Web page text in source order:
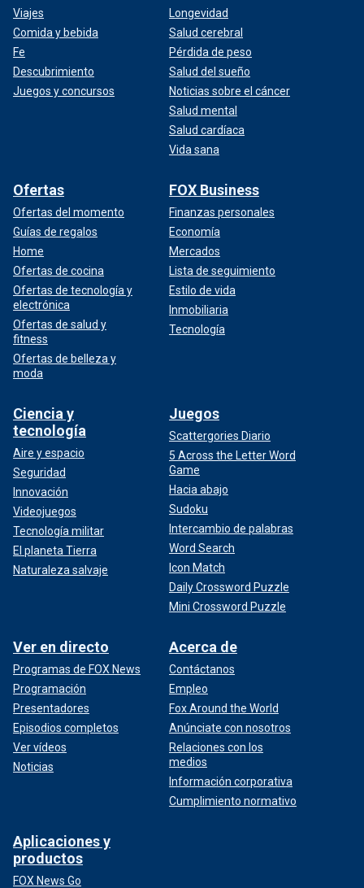
Viajes
Comida y bebida
Fe
Descubrimiento
Juegos y concursos
Longevidad
Salud cerebral
Pérdida de peso
Salud del sueño
Noticias sobre el cáncer
Salud mental
Salud cardíaca
Vida sana
Ofertas
Ofertas del momento
Guías de regalos
Home
Ofertas de cocina
Ofertas de tecnología y
electrónica
Ofertas de salud y
fitness
Ofertas de belleza y
moda
FOX Business
Finanzas personales
Economía
Mercados
Lista de seguimiento
Estilo de vida
Inmobiliaria
Tecnología
Ciencia y
tecnología
Aire y espacio
Seguridad
Innovación
Videojuegos
Tecnología militar
El planeta Tierra
Naturaleza salvaje
Juegos
Scattergories Diario
5 Across the Letter Word
Game
Hacia abajo
Sudoku
Intercambio de palabras
Word Search
Icon Match
Daily Crossword Puzzle
Mini Crossword Puzzle
Ver en directo
Programas de FOX News
Programación
Presentadores
Episodios completos
Ver vídeos
Noticias
Acerca de
Contáctanos
Empleo
Fox Around the World
Anúnciate con nosotros
Relaciones con los
medios
Información corporativa
Cumplimiento normativo
Aplicaciones y
productos
FOX News Go